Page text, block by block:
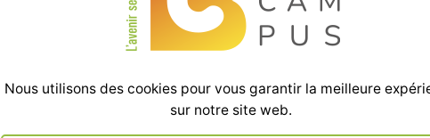
Les entreprises
adhérentes
Nous utilisons des cookies pour vous garantir la meilleure
sur notre site web.